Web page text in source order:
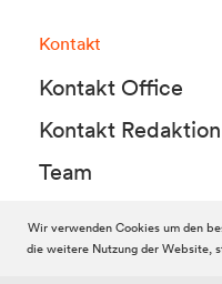
Kontakt
Kontakt Office
Kontakt Redaktion
Team
© 2010-2026 Dolomitenstadt.at
Wir verwenden Cookies um den
die weitere Nutzung der Website,